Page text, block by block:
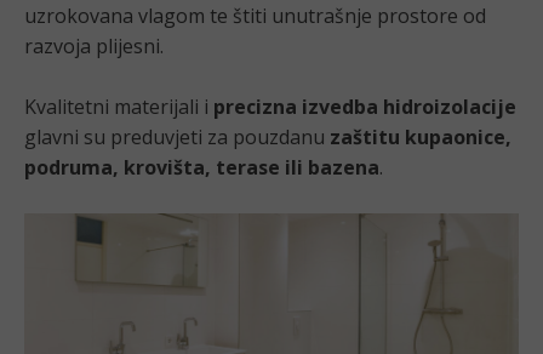
uzrokovana vlagom te štiti unutrašnje prostore od
razvoja plijesni.
Kvalitetni materijali i precizna izvedba hidroizolacije
glavni su preduvjeti za pouzdanu zaštitu kupaonice,
podruma, krovišta, terase ili bazena.